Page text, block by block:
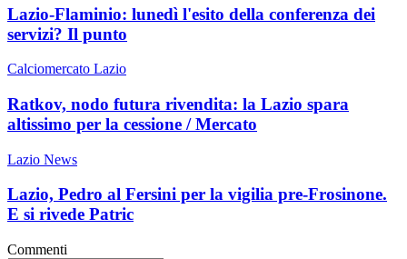
Lazio-Flaminio: lunedì l'esito della conferenza dei
servizi? Il punto
Calciomercato Lazio
Ratkov, nodo futura rivendita: la Lazio spara
altissimo per la cessione / Mercato
Lazio News
Lazio, Pedro al Fersini per la vigilia pre-Frosinone.
E si rivede Patric
Commenti